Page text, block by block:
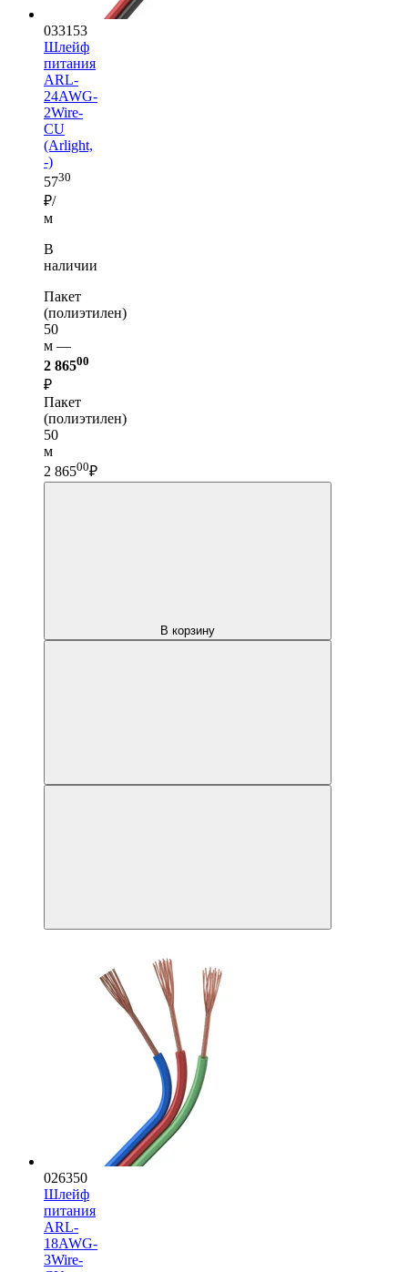
033153
Шлейф
питания
ARL-
24AWG-
2Wire-
CU
(Arlight,
-)
5730
₽/
м
В
наличии
Пакет
(полиэтилен)
50
м —
2 86500
₽
Пакет
(полиэтилен)
50
м
2 86500₽
В корзину
026350
Шлейф
питания
ARL-
18AWG-
3Wire-